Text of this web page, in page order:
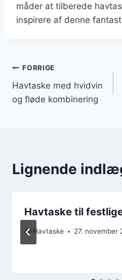
måder at tilberede
inspirere af denne
FORRIGE
Havtaske med hvidvin
og fløde kombinering
Lignende
Havtaske til
Af Havtaske 27. november